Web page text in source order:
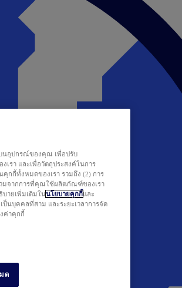
บนอุปกรณ์ของคุณ เพื่อปรับ
เรา และเพื่อวัตถุประสงค์ในการ
กกี้ทั้งหมดของเรา รวมถึง (2) การ
มจากการที่คุณใช้ผลิตภัณฑ์ของเรา
ายเพิ่มเติมในนโยบายคุกกี้และ
ป็นบุคคลที่สาม และระยะเวลาการจัด
ค่าคุกกี้
ด